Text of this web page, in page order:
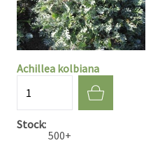
Achillea kolbiana
Stock
500+